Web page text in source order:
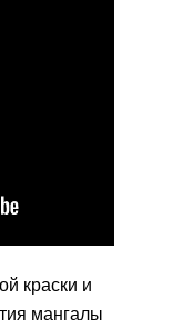
краски и
мангалы